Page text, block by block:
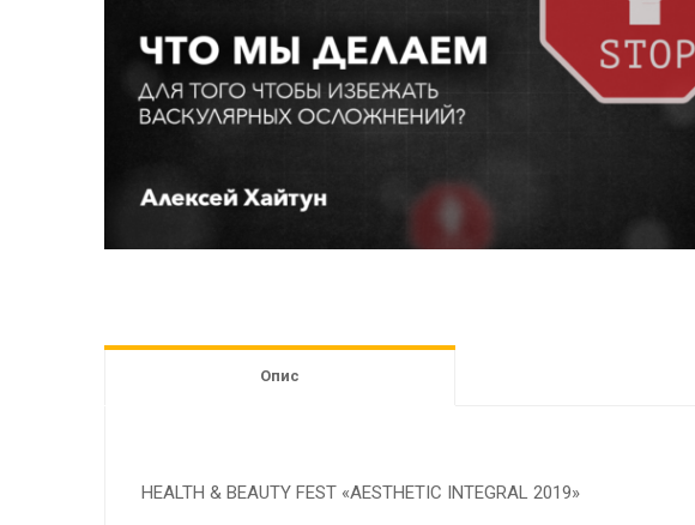
Опис
HEALTH & BEAUTY FEST «AESTHETIC INTEGRAL 2019»